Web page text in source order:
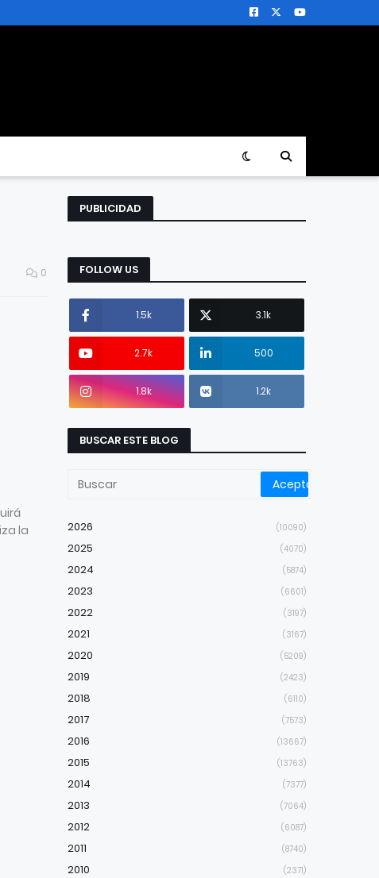
0
la
PUBLICIDAD
FOLLOW US
1.5k 3.1k
2.7k 500
1.8k 1.2k
BUSCAR ESTE BLOG
2026 (10090)
2025 (4070)
2024 (5874)
2023 (6601)
2022 (3197)
2021 (3167)
2020 (5209)
2019 (2423)
2018 (6110)
2017 (7573)
2016 (13667)
2015 (13763)
2014 (7377)
2013 (7064)
2012 (6087)
2011 (8740)
2010 (2371)